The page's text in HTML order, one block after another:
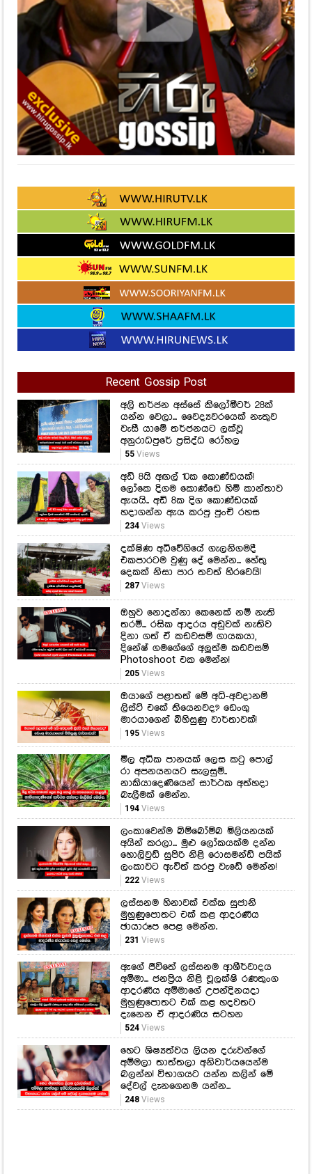
Recent Gossip Post
අලි තර්ජන අස්සේ කිලෝමීටර් 28ක්
යන්න වෙලා... වෛද්‍යවරයෙක් නැතුව
වැසී යාමේ තර්ජනයට ලක්වූ
අනුරාධපුරේ ප්‍රසිද්ධ රෝහල
55Views
අඩි 8යි අඟල් 10ක කොණ්ඩයක්!
ලෝකෙ දිගම කොණ්ඩෙ හිමි කාන්තාව
ඇයයි.. අඩි 8ක දිග කොණ්ඩයක්
හදාගන්න ඇය කරපු පුංචි රහස
234Views
දක්ෂිණ අධිවේගියේ ගැලනිගමදී
එකපාරටම වුණු දේ මෙන්න... හේතු
දෙකක් නිසා පාර තවත් හිරවෙයි!
287Views
ඔහුව නොදන්නා කෙනෙක් නම් නැති
තරම්... රසික ආදරය අඩුවක් නැතිව
දිනා ගත් ඒ කඩවසම් ගායකයා,
දිනේෂ් ගමගේගේ අලුත්ම කඩවසම්
Photoshoot එක මෙන්න!
205Views
ඔයාගේ පළාතත් මේ අධි-අවදානම්
ලිස්ට් එකේ තියෙනවද? ඩෙංගු
මාරයාගෙන් බිහිසුණු වාර්තාවක්!
195Views
මිල අධික පානයක් ලෙස කටු පොල්
රා අපනයනයට සැලසුම්..
නාකියාදෙණියෙන් සාර්ථක අත්හදා
බැලීමක් මෙන්න.
194Views
ලංකාවෙන්ම බිම්බෝම්බ මිලියනයක්
අයින් කරලා... මුළු ලෝකයක්ම දන්න
හොලිවුඩ් සුපිරි නිළි රොසමන්ඩ් පයික්
ලංකාවට ඇවිත් කරපු වැඩේ මෙන්න!
222Views
ලස්සනම හිනාවක් එක්ක සුජානි
මුහුණුපොතට එක් කළ ආදරණීය
ඡායාරූප පෙළ මෙන්න.
231 Views
ඇගේ ජීවිතේ ලස්සනම ආශීර්වාදය
අම්මා... ජනප්‍රිය නිළි චූලක්ෂි රණතුංග
ආදරණීය අම්මාගේ උපන්දිනයදා
මුහුණුපොතට එක් කළ හදවතට
දැනෙන ඒ ආදරණිය සටහන
524Views
හෙට ශිෂ්‍යත්වය ලියන දරුවන්ගේ
අම්මලා තාත්තලා අනිවාර්යයෙන්ම
බලන්න! විභාගයට යන්න කලින් මේ
දේවල් දැනගෙනම යන්න...
248Views